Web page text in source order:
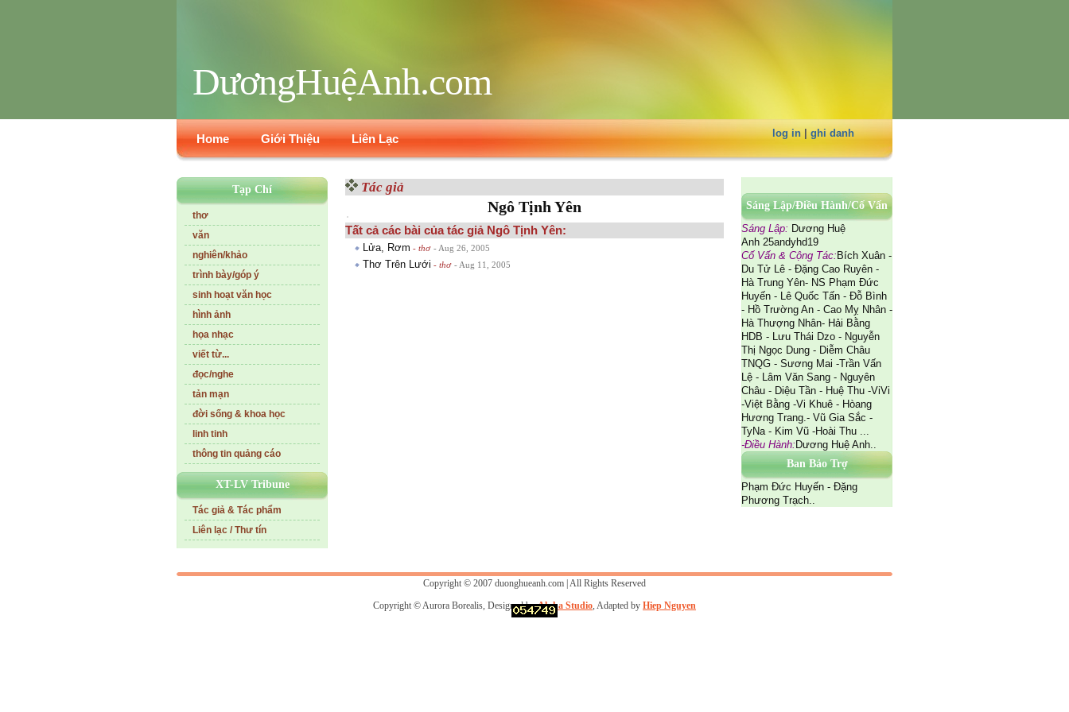
DươngHuệAnh.com
Home Giới Thiệu Liên Lạc log in|ghi danh
Tạp Chí
thơ
văn
nghiên/khảo
trình bày/góp ý
sinh hoạt văn học
hình ảnh
họa nhạc
viết từ...
đọc/nghe
tản mạn
đời sống & khoa học
linh tinh
thông tin quảng cáo
XT-LV Tribune
Tác giả & Tác phẩm
Liên lạc / Thư tín
Tác giả
Ngô Tịnh Yên
Tất cả các bài của tác giả Ngô Tịnh Yên:
Lửa, Rơm - thơ - Aug 26, 2005
Thơ Trên Lưới - thơ - Aug 11, 2005
Sáng Lập/Điều Hành/Cố Vấn
Sáng Lập: Dương Huệ
Anh 25andyhd19
Cố Vấn & Cộng Tác: Bích Xuân -
Du Tử Lê - Đặng Cao Ruyên -
Hà Trung Yên- NS Phạm Đức
Huyến - Lê Quốc Tấn - Đỗ Bình
- Hồ Trường An - Cao Mỵ Nhân -
Hà Thượng Nhân- Hải Bằng
HDB - Lưu Thái Dzo - Nguyễn
Thị Ngọc Dung - Diễm Châu
TNQG - Sương Mai -Trần Vấn
Lệ - Lâm Văn Sang - Nguyên
Châu - Diệu Tần - Huệ Thu -ViVi
-Việt Bằng -Vi Khuê - Hòang
Hương Trang.- Vũ Gia Sắc -
TyNa - Kim Vũ -Hoài Thu ...
-Điều Hành: Dương Huệ Anh..
Ban Bảo Trợ
Phạm Đức Huyến - Đặng
Phương Trạch..
Copyright © 2007 duonghueanh.com | All Rights Reserved
Copyright © Aurora Borealis, Designed byAlpha Studio, Adapted by Hiep Nguyen